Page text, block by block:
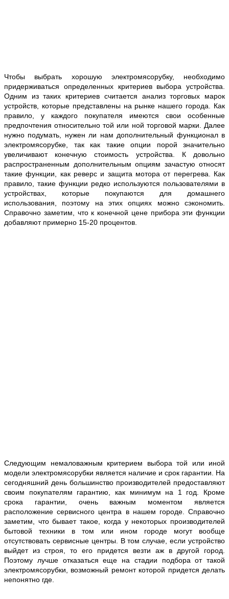
Чтобы выбрать хорошую электромясорубку, необходимо
придерживаться определенных критериев выбора устройства.
Одним из таких критериев считается анализ торговых марок
устройств, которые представлены на рынке нашего города. Как
правило, у каждого покупателя имеются свои особенные
предпочтения относительно той или ной торговой марки. Далее
нужно подумать, нужен ли нам дополнительный функционал в
электромясорубке, так как такие опции порой значительно
увеличивают конечную стоимость устройства. К довольно
распространенным дополнительным опциям зачастую относят
такие функции, как реверс и защита мотора от перегрева. Как
правило, такие функции редко используются пользователями в
устройствах, которые покупаются для домашнего
использования, поэтому на этих опциях можно сэкономить.
Справочно заметим, что к конечной цене прибора эти функции
добавляют примерно 15-20 процентов.
Следующим немаловажным критерием выбора той или иной
модели электромясорубки является наличие и срок гарантии. На
сегодняшний день большинство производителей предоставляют
своим покупателям гарантию, как минимум на 1 год. Кроме
срока гарантии, очень важным моментом является
расположение сервисного центра в нашем городе. Справочно
заметим, что бывает такое, когда у некоторых производителей
бытовой техники в том или ином городе могут вообще
отсутствовать сервисные центры. В том случае, если устройство
выйдет из строя, то его придется везти аж в другой город.
Поэтому лучше отказаться еще на стадии подбораот такой
электромясорубки, возможный ремонт которой придется делать
непонятно где.